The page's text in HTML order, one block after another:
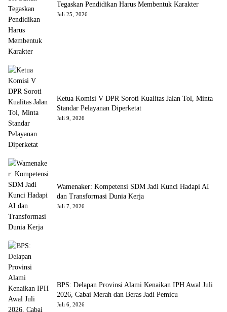
Tegaskan Pendidikan Harus Membentuk Karakter
Juli 25, 2026
Ketua Komisi V DPR Soroti Kualitas Jalan Tol, Minta
Standar Pelayanan Diperketat
Juli 9, 2026
Wamenaker: Kompetensi SDM Jadi Kunci Hadapi AI
dan Transformasi Dunia Kerja
Juli 7, 2026
BPS: Delapan Provinsi Alami Kenaikan IPH Awal Juli
2026, Cabai Merah dan Beras Jadi Pemicu
Juli 6, 2026